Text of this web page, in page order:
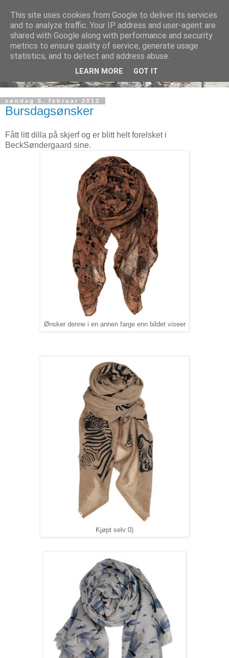
søndag 5. februar 2012
Bursdagsønsker
Fått litt dilla på skjerf og er blitt helt forelsket i
BeckSøndergaard sine.
Ønsker denne i en annen farge enn bildet viseer
Kjøpt selv:0)
This site uses cookies from Google to deliver its services
and to analyze traffic. Your IP address and user-agent are
shared with Google along with performance and security
metrics to ensure quality of service, generate usage
statistics, and to detect and address abuse.
LEARN MORE GOT IT